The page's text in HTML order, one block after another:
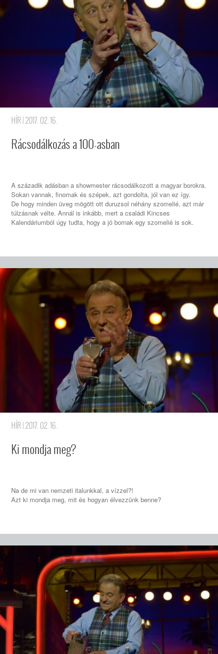
HÍR| 2017. 02. 16.
Rácsodálkozás a 100-asban
A századik adásban a showmester rácsodálkozott a magyar borokra.
Sokan vannak, finomak és szépek, azt gondolta, jól van ez így.
De hogy minden üveg mögött ott duruzsol néhány szomelié, azt már
túlzásnak vélte. Annál is inkább, mert a családi Kincses
Kalendáriumból úgy tudta, hogy a jó bornak egy szomelié is sok.
HÍR| 2017. 02. 16.
Ki mondja meg?
Na de mi van nemzeti italunkkal, a vízzel?!
Azt ki mondja meg, mit és hogyan élvezzünk benne?